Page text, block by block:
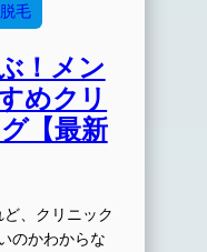
毛
！メン
めクリ
【最新
ど、クリニック
のかわからな